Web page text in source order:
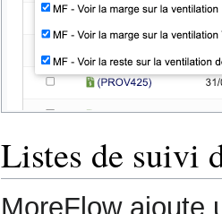
Listes de suivi
MoreFlow ajoute